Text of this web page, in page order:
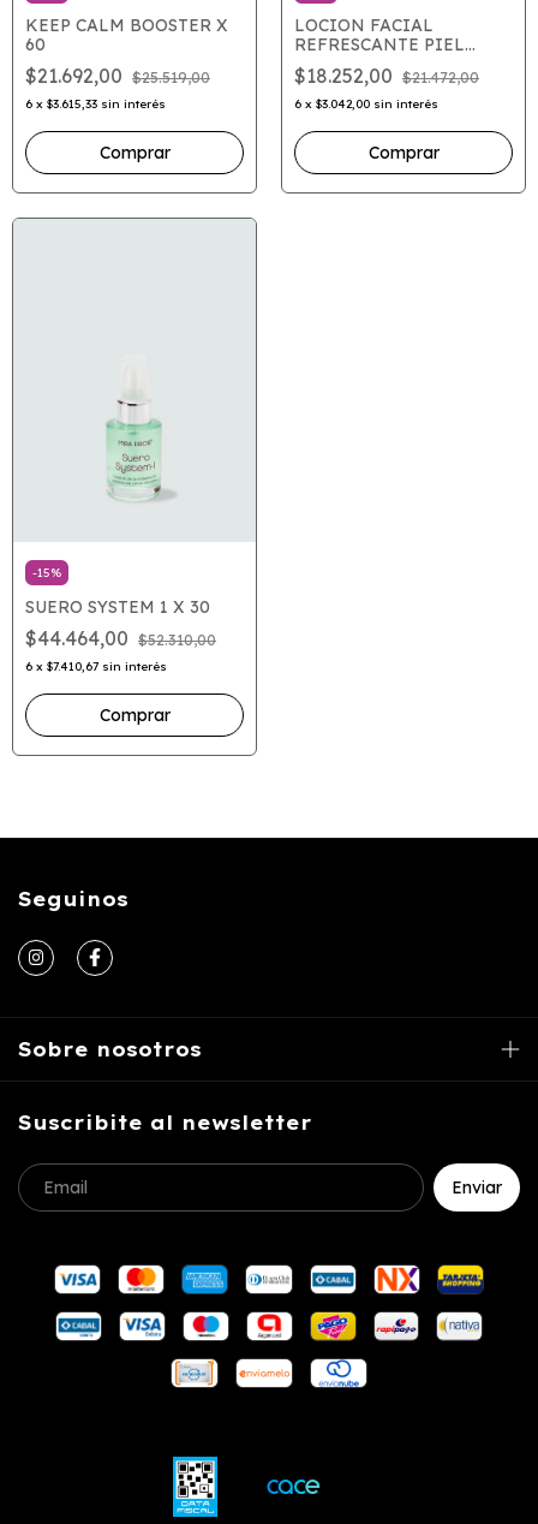
KEEP CALM BOOSTER X
60
$21.692,00 $25.519,00
6 x $3.615,33 sin interés
LOCION FACIAL
REFRESCANTE PIEL
SENSIBLE AMBAR
$18.252,00 $21.472,00
6 x $3.042,00 sin interés
-15%
SUERO SYSTEM 1 X 30
$44.464,00 $52.310,00
6 x $7.410,67 sin interés
Seguinos
Sobre nosotros
Suscribite al newsletter